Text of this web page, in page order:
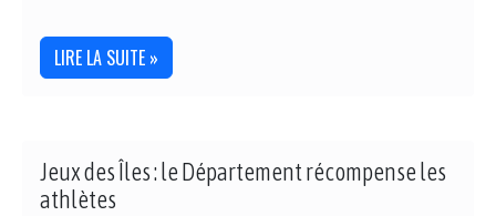
LIRE LA SUITE »
Jeux des Îles : le Département récompense les
athlètes